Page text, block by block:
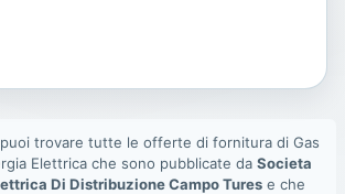
trovare tutte le offerte di fornitura di Gas
Elettrica che sono pubblicate da Societa
Di Distribuzione Campo Tures e che